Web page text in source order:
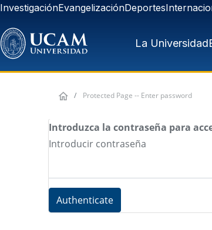
Pasar al contenido principal
InvestigaciónEvangelizaciónDeportes
La Universidad
Protected Page -- Enter password
Introduzca la contraseña para
Introducir contraseña